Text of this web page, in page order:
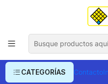
CATEGORÍAS Contacto
Envío gratis para
Equipaje y Accesorios de Viaje